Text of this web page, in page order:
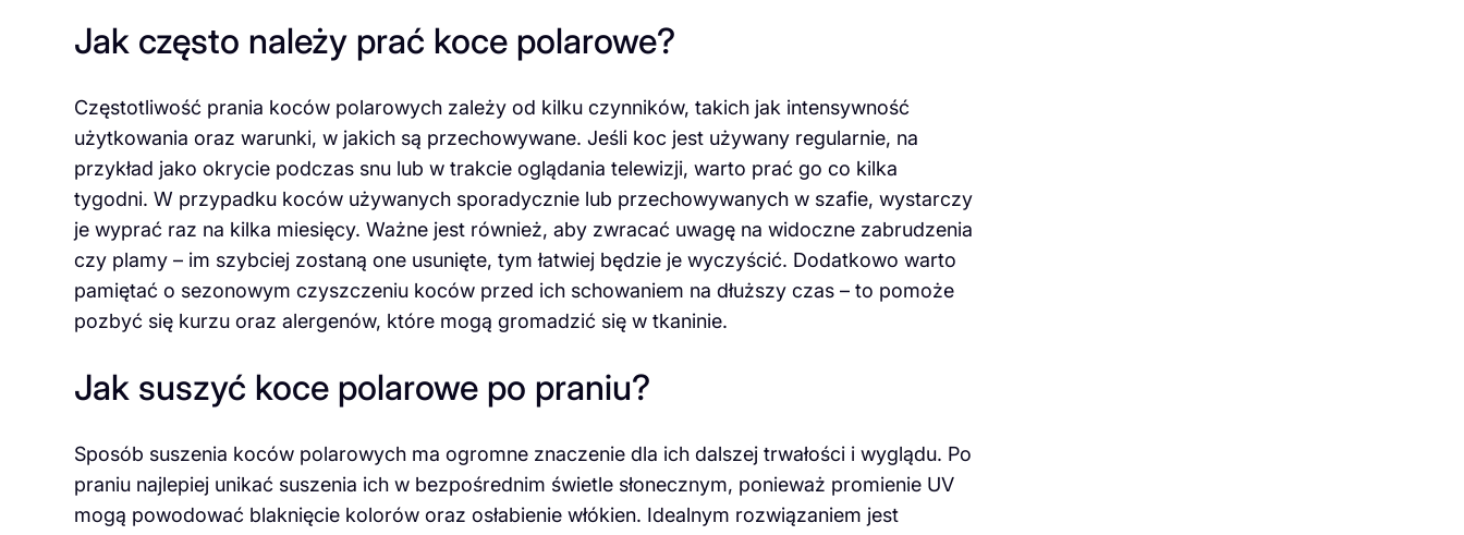
Jak często należy prać koce polarowe?
Częstotliwość prania koców polarowych zależy od kilku czynników, takich jak intensywność
użytkowania oraz warunki, w jakich są przechowywane. Jeśli koc jest używany regularnie, na
przykład jako okrycie podczas snu lub w trakcie oglądania telewizji, warto prać go co kilka
tygodni. W przypadku koców używanych sporadycznie lub przechowywanych w szafie, wystarczy
je wyprać raz na kilka miesięcy. Ważne jest również, aby zwracać uwagę na widoczne zabrudzenia
czy plamy – im szybciej zostaną one usunięte, tym łatwiej będzie je wyczyścić. Dodatkowo warto
pamiętać o sezonowym czyszczeniu koców przed ich schowaniem na dłuższy czas – to pomoże
pozbyć się kurzu oraz alergenów, które mogą gromadzić się w tkaninie.
Jak suszyć koce polarowe po praniu?
Sposób suszenia koców polarowych ma ogromne znaczenie dla ich dalszej trwałości i wyglądu. Po
praniu najlepiej unikać suszenia ich w bezpośrednim świetle słonecznym, ponieważ promienie UV
mogą powodować blaknięcie kolorów oraz osłabienie włókien. Idealnym rozwiązaniem jest